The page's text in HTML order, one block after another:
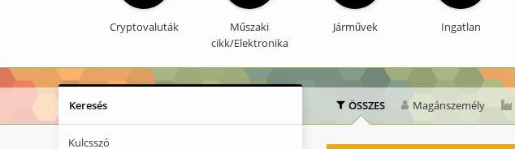
Cryptovaluták
Műszaki
cikk/Elektronika
Járművek Ingatlan
ÖSSZES Magánszemély
Keresés
Kulcsszó